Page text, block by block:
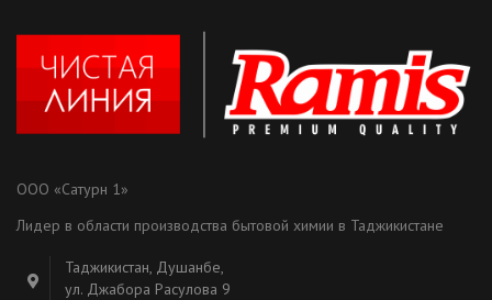
ООО «Сатурн 1»
Лидер в области производства бытовой химии в Таджикистане
Таджикистан, Душанбе,
ул. Джабора Расулова 9